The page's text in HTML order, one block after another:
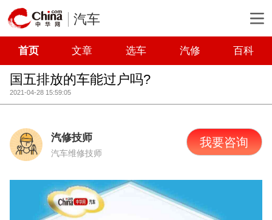
汽车
首页 文章 选车 汽修 百科
国五排放的车能过户吗?
2021-04-28 15:59:05
汽修技师
汽车维修技师
我要咨询